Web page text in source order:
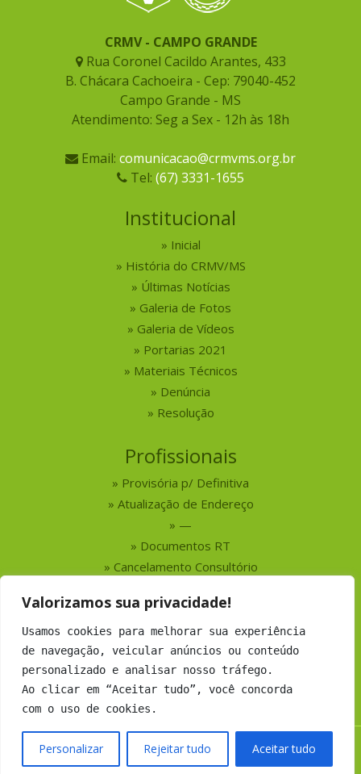
Valorizamos sua privacidade!
Usamos cookies para melhorar sua experiência
de navegação, veicular anúncios ou conteúdo
personalizado e analisar nosso tráfego.
Ao clicar em “Aceitar tudo”, você concorda
com o uso de cookies.
Personalizar Rejeitar tudo Aceitar tudo
CRMV - CAMPO GRANDE
Rua Coronel Cacildo Arantes, 433
B. Chácara Cachoeira - Cep: 79040-452
Campo Grande - MS
Atendimento: Seg a Sex - 12h às 18h
Email: comunicacao@crmvms.org.br
Tel: (67) 3331-1655
Institucional
Inicial
História do CRMV/MS
Últimas Notícias
Galeria de Fotos
Galeria de Vídeos
Portarias 2021
Materiais Técnicos
Denúncia
Resolução
Profissionais
Provisória p/ Definitiva
Atualização de Endereço
—
Documentos RT
Cancelamento Consultório
Serviços
Busca por Profissionais
Busca por Empresas
Números do CRMV-MS
Copyright 2019 CRMV-MS - Todos os direitos Reservados.
Desenvolvimento:Argo Soluções